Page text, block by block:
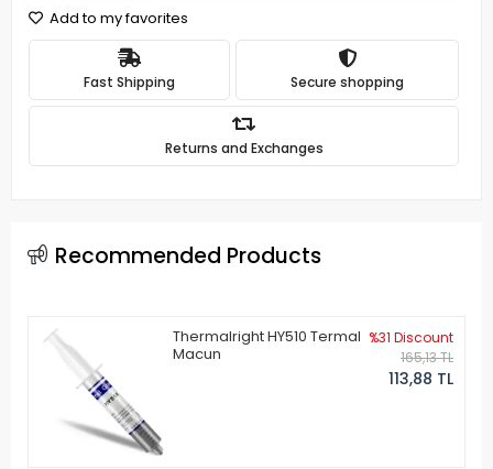
Add to my favorites
Fast Shipping Secure shopping
Returns and Exchanges
Recommended Products
Thermalright HY510 Termal
Macun
%31 Discount
165,13 TL
113,88 TL